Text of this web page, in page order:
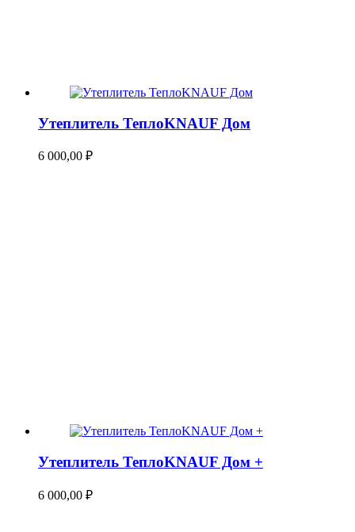
Утеплитель ТеплоKNAUF Дом
6 000,00 ₽
Утеплитель ТеплоKNAUF Дом +
6 000,00 ₽